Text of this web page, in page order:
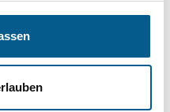
Forschung
Wohlfahrtswesen